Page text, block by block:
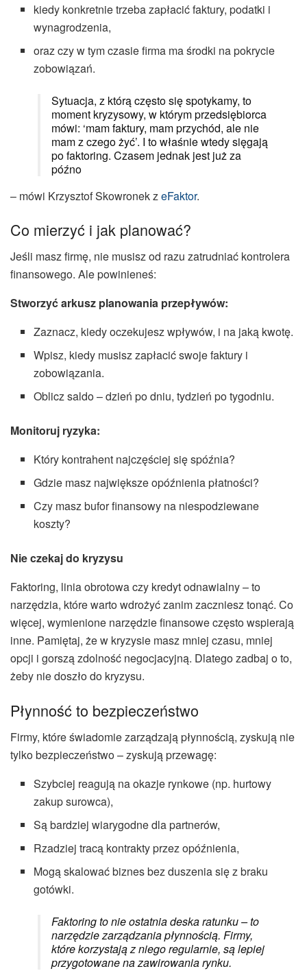
kiedy konkretnie trzeba zapłacić faktury, podatki i
wynagrodzenia,
oraz czy w tym czasie firma ma środki na pokrycie
zobowiązań.
Sytuacja, z którą często się spotykamy, to
moment kryzysowy, w którym przedsiębiorca
mówi: ‘mam faktury, mam przychód, ale nie
mam z czego żyć’. I to właśnie wtedy sięgają
po faktoring. Czasem jednak jest już za
późno
– mówi Krzysztof Skowronek zeFaktor.
Co mierzyć i jak planować?
Jeśli masz firmę, nie musisz od razu zatrudniać kontrolera
finansowego. Ale powinieneś:
Stworzyć arkusz planowania przepływów:
Zaznacz, kiedy oczekujesz wpływów, i na jaką kwotę.
Wpisz, kiedy musisz zapłacić swoje faktury i
zobowiązania.
Oblicz saldo – dzień po dniu, tydzień po tygodniu.
Monitoruj ryzyka:
Który kontrahent najczęściej się spóźnia?
Gdzie masz największe opóźnienia płatności?
Czy masz bufor finansowy na niespodziewane
koszty?
Nie czekaj do kryzysu
Faktoring, linia obrotowa czy kredyt odnawialny – to
narzędzia, które warto wdrożyć zanim zaczniesz tonąć. Co
więcej, wymienione narzędzie finansowe często wspierają
inne. Pamiętaj, że w kryzysie masz mniej czasu, mniej
opcji i gorszą zdolność negocjacyjną. Dlatego zadbaj o to,
żeby nie doszło do kryzysu.
Płynność to bezpieczeństwo
Firmy, które świadomie zarządzają płynnością, zyskują nie
tylko bezpieczeństwo – zyskują przewagę:
Szybciej reagują na okazje rynkowe (np. hurtowy
zakup surowca),
Są bardziej wiarygodne dla partnerów,
Rzadziej tracą kontrakty przez opóźnienia,
Mogą skalować biznes bez duszenia się z braku
gotówki.
Faktoring to nie ostatnia deska ratunku – to
narzędzie zarządzania płynnością. Firmy,
które korzystają z niego regularnie, są lepiej
przygotowane na zawirowania rynku.